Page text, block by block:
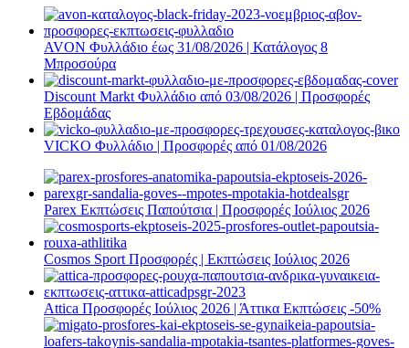
AVON Φυλλάδιο έως 31/08/2026 | Κατάλογος 8
Μπροσούρα
Discount Markt Φυλλάδιο από 03/08/2026 | Προσφορές
Εβδομάδας
VICKO Φυλλάδιο | Προσφορές από 01/08/2026
Parex Εκπτώσεις Παπούτσια | Προσφορές Ιούλιος 2026
Cosmos Sport Προσφορές | Εκπτώσεις Ιούλιος 2026
Attica Προσφορές Ιούλιος 2026 | Άττικα Εκπτώσεις -50%